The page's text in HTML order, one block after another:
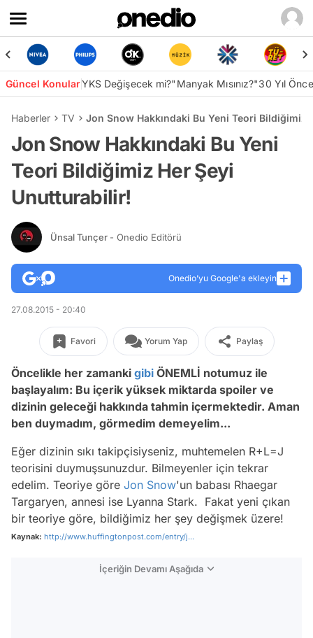
Güncel KonularYKS Değişecek mi?"Manyak Mısınız?"30 Yıl
Haberler TV Jon Snow Hakkındaki Bu Yeni Teori
Jon Snow Hakkındaki Bu Yeni
Teori Bildiğimiz Her Şeyi
Unutturabilir!
Ünsal Tunçer - Onedio Editörü
Onedio’yu Google'a ekleyin
27.08.2015 - 20:40
Favori Yorum Yap Paylaş
Öncelikle her zamanki gibi ÖNEMLİ notumuz ile
başlayalım: Bu içerik yüksek miktarda spoiler ve
dizinin geleceği hakkında tahmin içermektedir. Aman
ben duymadım, görmedim demeyelim...
Eğer dizinin sıkı takipçisiyseniz, muhtemelen R+L=J
teorisini duymuşsunuzdur. Bilmeyenler için tekrar
edelim. Teoriye göre Jon Snow'un babası Rhaegar
Targaryen, annesi ise Lyanna Stark. Fakat yeni çıkan
bir teoriye göre, bildiğimiz her şey değişmek üzere!
Kaynak: http://www.huffingtonpost.com/entry/j...
İçeriğin Devamı Aşağıda